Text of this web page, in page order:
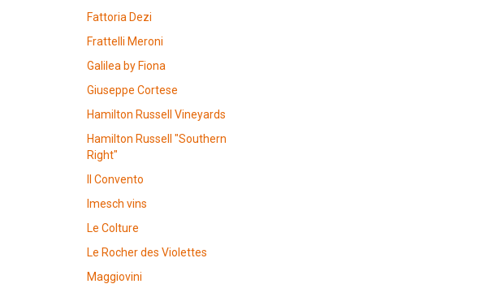
Fattoria Dezi
Frattelli Meroni
Galilea by Fiona
Giuseppe Cortese
Hamilton Russell Vineyards
Hamilton Russell "Southern
Right"
Il Convento
Imesch vins
Le Colture
Le Rocher des Violettes
Maggiovini